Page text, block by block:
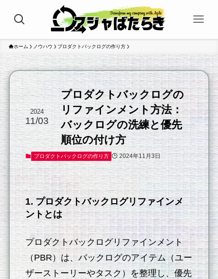
ホーム ノウハウ プロダクトバックログの作り方
プロダクトバックログの
リファインメント方法：
バックログの洗練と優先
順位の付け方
2024
11/03
プロダクトバックログの作り方 2024年11月3日
1. プロダクトバックログリファインメ
ントとは
プロダクトバックログリファインメント
（PBR）は、バックログのアイテム（ユー
ザーストーリーやタスク）を整理し、優先